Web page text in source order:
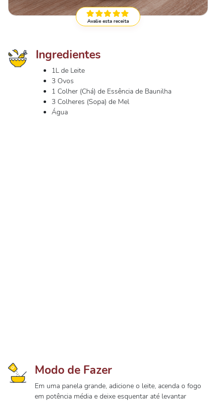
Avalie esta receita
Ingredientes
1L de Leite
3 Ovos
1 Colher (Chá) de Essência de Baunilha
3 Colheres (Sopa) de Mel
Água
Modo de Fazer
Em uma panela grande, adicione o leite, acenda o fogo
em potência média e deixe esquentar até levantar